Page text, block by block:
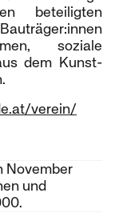
beteiligten
soziale
dem Kunst-
verein/
November
und